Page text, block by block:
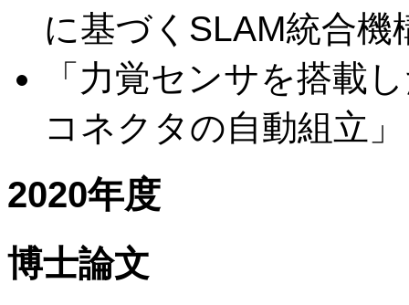
に基づくSLAM統合
「力覚センサを搭載
コネクタの自動組立」
2020年度
博士論文